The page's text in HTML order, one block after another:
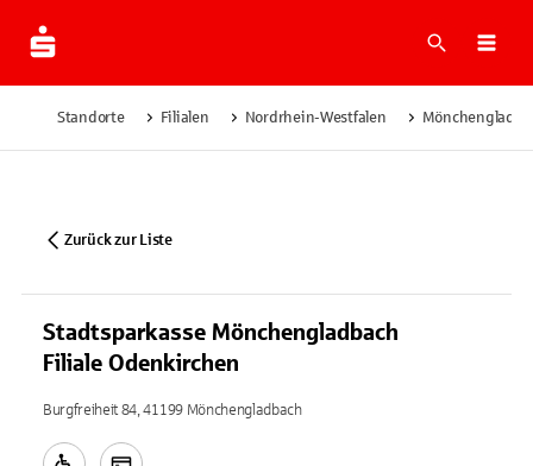
Suche
Standorte Filialen Nordrhein-Westfalen
Zurück zur Liste
Stadtsparkasse Mönchengladbach
Filiale Odenkirchen
Burgfreiheit 84, 41199 Mönchengladbach